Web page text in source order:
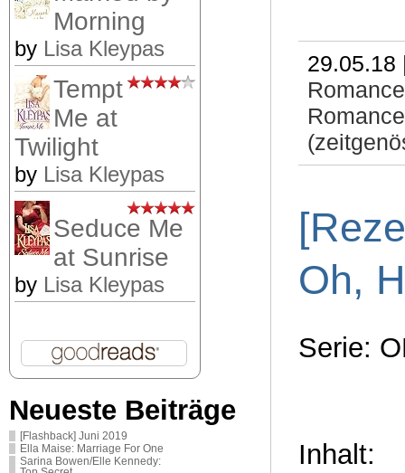
Morning
by Lisa Kleypas
Tempt
Me at
Twilight
by Lisa Kleypas
Seduce Me
at Sunrise
by Lisa Kleypas
Neueste Beiträge
[Flashback] Juni 2019
Ella Maise: Marriage For One
Sarina Bowen/Elle Kennedy:
Romance
Romance
Oh,
Serie:
Inhalt: